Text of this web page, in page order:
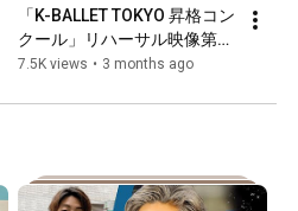
「K-BALLET TOKYO 昇格コン
クール」リハーサル映像第１
弾
7.5K views • 3 months ago